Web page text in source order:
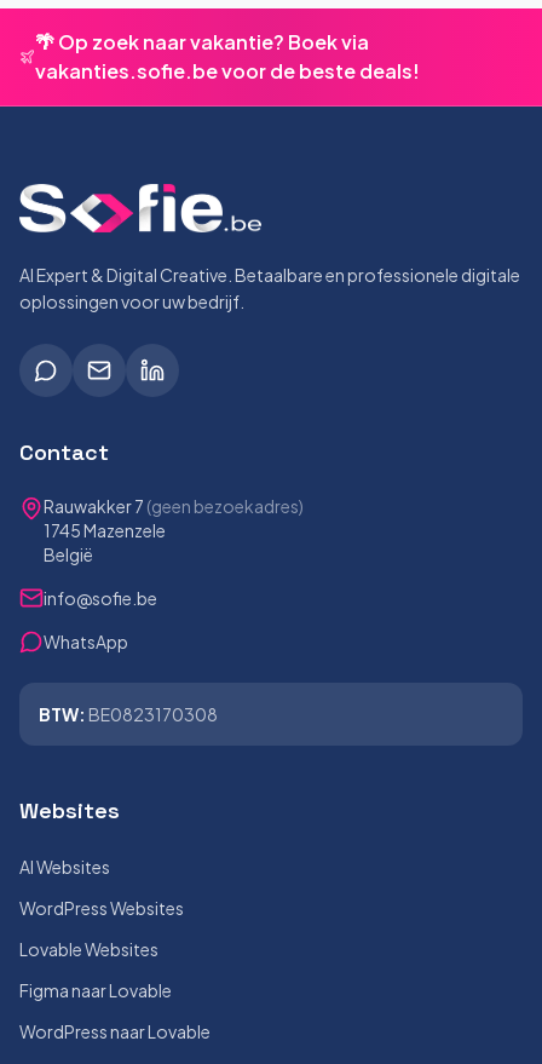
🌴 Op zoek naar vakantie? Boek via
vakanties.sofie.be voor de beste deals!
AI Expert & Digital Creative. Betaalbare en professionele digitale
oplossingen voor uw bedrijf.
Contact
Rauwakker 7 (geen bezoekadres)
1745 Mazenzele
België
info@sofie.be
WhatsApp
BTW: BE0823170308
Websites
AI Websites
WordPress Websites
Lovable Websites
Figma naar Lovable
WordPress naar Lovable